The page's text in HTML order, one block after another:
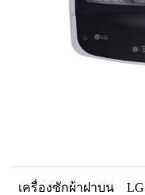
เครื่องซักผ้าฝาบน LG